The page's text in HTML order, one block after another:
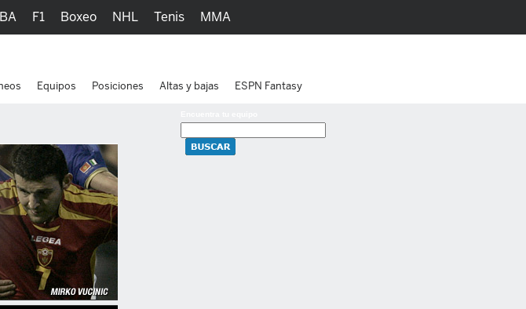
F1 Boxeo NHL Tenis MMA
Equipos Posiciones Altas y bajas ESPN Fantasy